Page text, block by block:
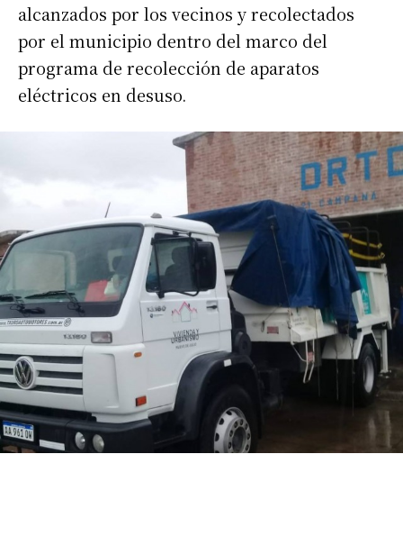
alcanzados por los vecinos y recolectados
por el municipio dentro del marco del
programa de recolección de aparatos
eléctricos en desuso.